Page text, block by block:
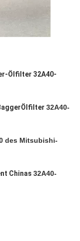
Ölfilter 32A40-
32A40-
des Mitsubishi-
Chinas 32A40-